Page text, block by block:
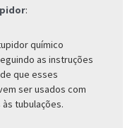
:
químico
as instruções
que esses
ser usados com
tubulações.